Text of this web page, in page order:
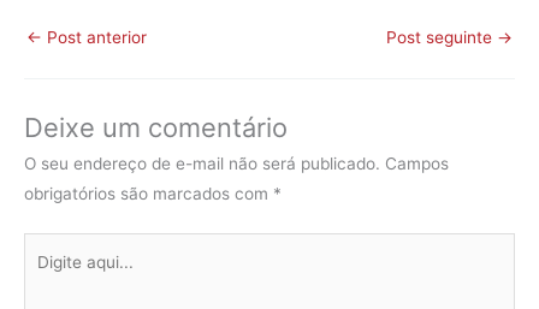
← Post anterior Post seguinte →
Deixe um comentário
O seu endereço de e-mail não será publicado. Campos
obrigatórios são marcados com *
aqui...